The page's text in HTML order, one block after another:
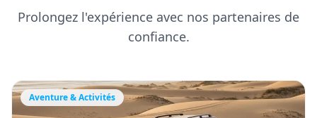
Prolongez l'expérience avec nos partenaires de
confiance.
Aventure & Activités